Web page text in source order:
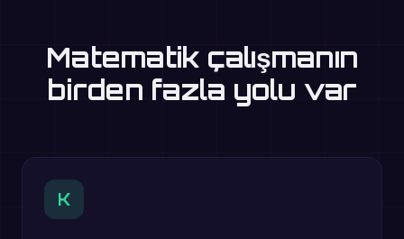
Matematik çalışmanın
birden fazla yolu var
K